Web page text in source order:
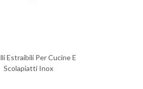
Estraibili Per Cucine E
Scolapiatti Inox